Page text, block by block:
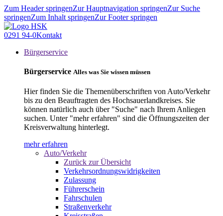
Zum Header springenZur Hauptnavigation springenZur Suche
springenZum Inhalt springenZur Footer springen
0291 94-0Kontakt
Bürgerservice
Bürgerservice Alles was Sie wissen müssen
Hier finden Sie die Themenüberschriften von Auto/Verkehr
bis zu den Beauftragten des Hochsauerlandkreises. Sie
können natürlich auch über "Suche" nach Ihrem Anliegen
suchen. Unter "mehr erfahren" sind die Öffnungszeiten der
Kreisverwaltung hinterlegt.
mehr erfahren
Auto/Verkehr
Zurück zur Übersicht
Verkehrsordnungswidrigkeiten
Zulassung
Führerschein
Fahrschulen
Straßenverkehr